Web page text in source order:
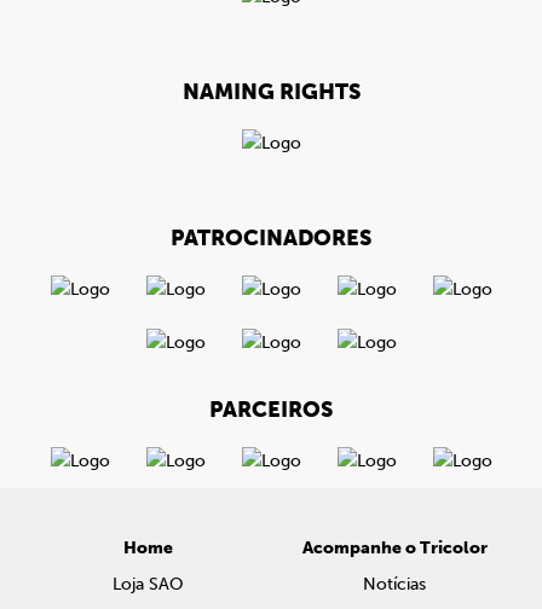
NAMING RIGHTS
PATROCINADORES
PARCEIROS
Home
Loja SAO
Acompanhe o Tricolor
Notícias